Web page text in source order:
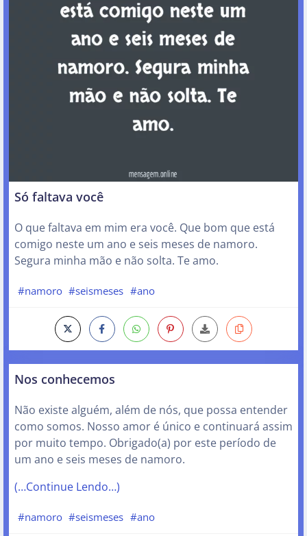
Só faltava você
O que faltava em mim era você. Que bom que está
comigo neste um ano e seis meses de namoro.
Segura minha mão e não solta. Te amo.
#namoro #seismeses #ano
Nos conhecemos
Não existe alguém, além de nós, que possa entender
como somos. Nosso amor é único e continuará assim
por muito tempo. Obrigado(a) por este período de
um ano e seis meses de namoro.
(…Continue Lendo…)
#namoro #seismeses #ano